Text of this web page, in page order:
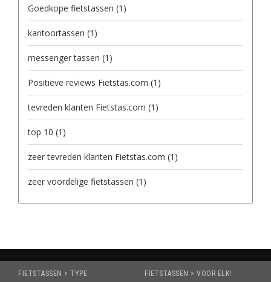
Goedkope fietstassen (1)
kantoortassen (1)
messenger tassen (1)
Positieve reviews Fietstas.com (1)
tevreden klanten Fietstas.com (1)
top 10 (1)
zeer tevreden klanten Fietstas.com (1)
zeer voordelige fietstassen (1)
FIETSTASSEN > TYPE FIETSTASSEN > VOOR ELK!